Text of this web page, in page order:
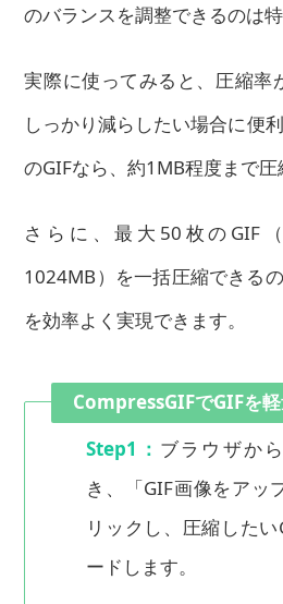
のバランスを調整できるのは特
実際に使ってみると、圧縮率
しっかり減らしたい場合に便
のGIFなら、約1MB程度まで圧
さらに、最大50枚のGIF
1024MB）を一括圧縮できる
を効率よく実現できます。
CompressGIFでGIFを
Step1： ブラウザか
き、「GIF画像をアッ
リックし、圧縮した
ードします。